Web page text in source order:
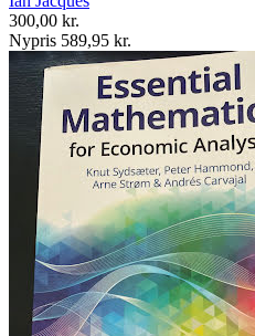
300,00 kr.
Nypris 589,95 kr.